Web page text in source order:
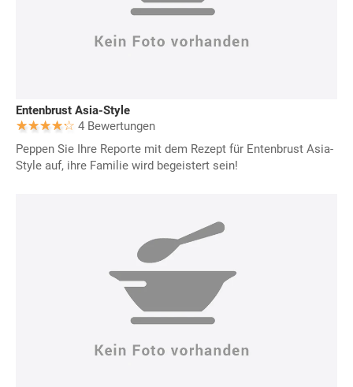
Entenbrust Asia-Style
4 Bewertungen
Peppen Sie Ihre Reporte mit dem Rezept für Entenbrust Asia-
Style auf, ihre Familie wird begeistert sein!